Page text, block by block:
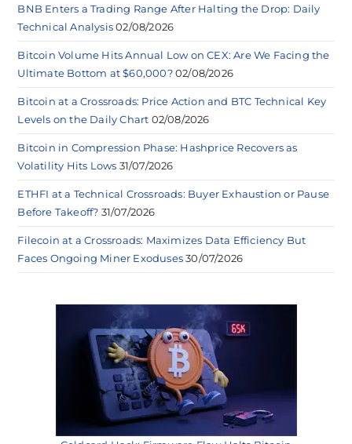
BNB Enters a Trading Range After Halting the Drop: Daily
Technical Analysis 02/08/2026
Bitcoin Volume Hits Annual Low on CEX: Are We Facing the
Ultimate Bottom at $60,000? 02/08/2026
Bitcoin at a Crossroads: Price Action and BTC Technical Key
Levels on the Daily Chart 02/08/2026
Bitcoin in Compression Phase: Hashprice Recovers as
Volatility Hits Lows 31/07/2026
ETHFI at a Technical Crossroads: Buyer Exhaustion or Pause
Before Takeoff? 31/07/2026
Filecoin at a Crossroads: Maximizes Data Efficiency But
Faces Ongoing Miner Exoduses 30/07/2026